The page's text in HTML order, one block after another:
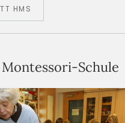
HMS
Schule